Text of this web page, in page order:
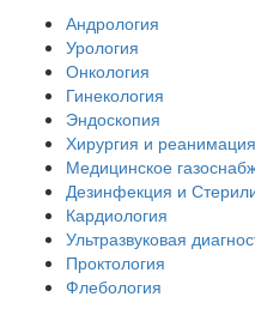
Андрология
Урология
Онкология
Гинекология
Эндоскопия
Хирургия и реанимация
Медицинское
Дезинфекция и
Кардиология
Ультразвуковая
Проктология
Флебология